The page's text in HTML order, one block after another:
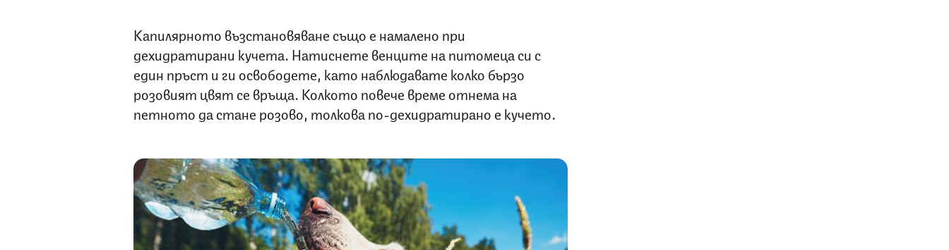
Капилярното възстановяване също е намалено при
дехидратирани кучета. Натиснете венците на питомеца си с
един пръст и ги освободете, като наблюдавате колко бързо
розовият цвят се връща. Колкото повече време отнема на
петното да стане розово, толкова по-дехидратирано е кучето.